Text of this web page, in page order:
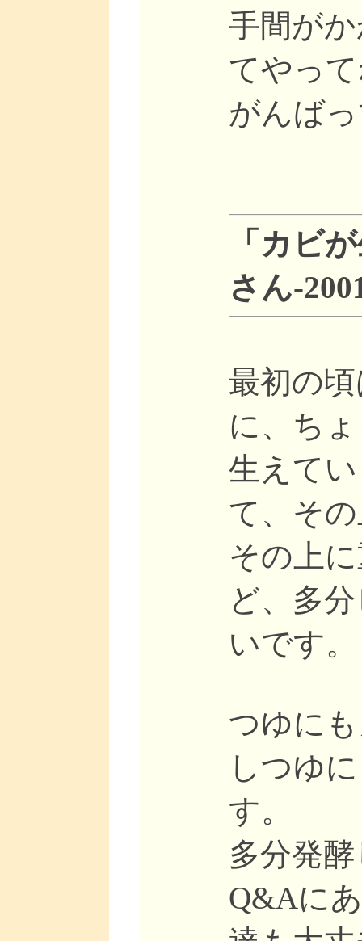
手間が
てやっ
がんば
「カビ
さん-
最初の
に、ち
生えて
て、そ
その上
ど、多
いです。
つゆに
しつゆ
す。
多分発
Q&Aに